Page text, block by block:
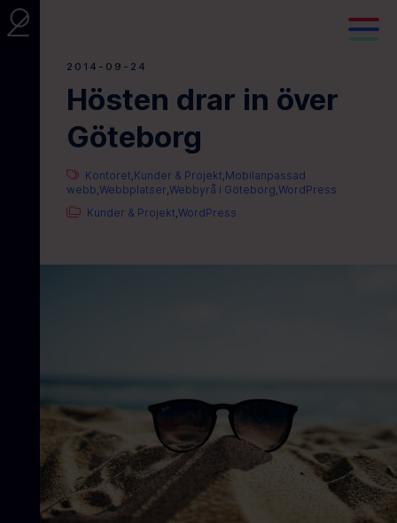
2014-09-24
Hösten drar in över
Göteborg
Kontoret Kunder & Projekt Mobilanpassad
webb ,Webbplatser ,Webbyrå i Göteborg ,WordPress
Kunder & Projekt ,WordPress